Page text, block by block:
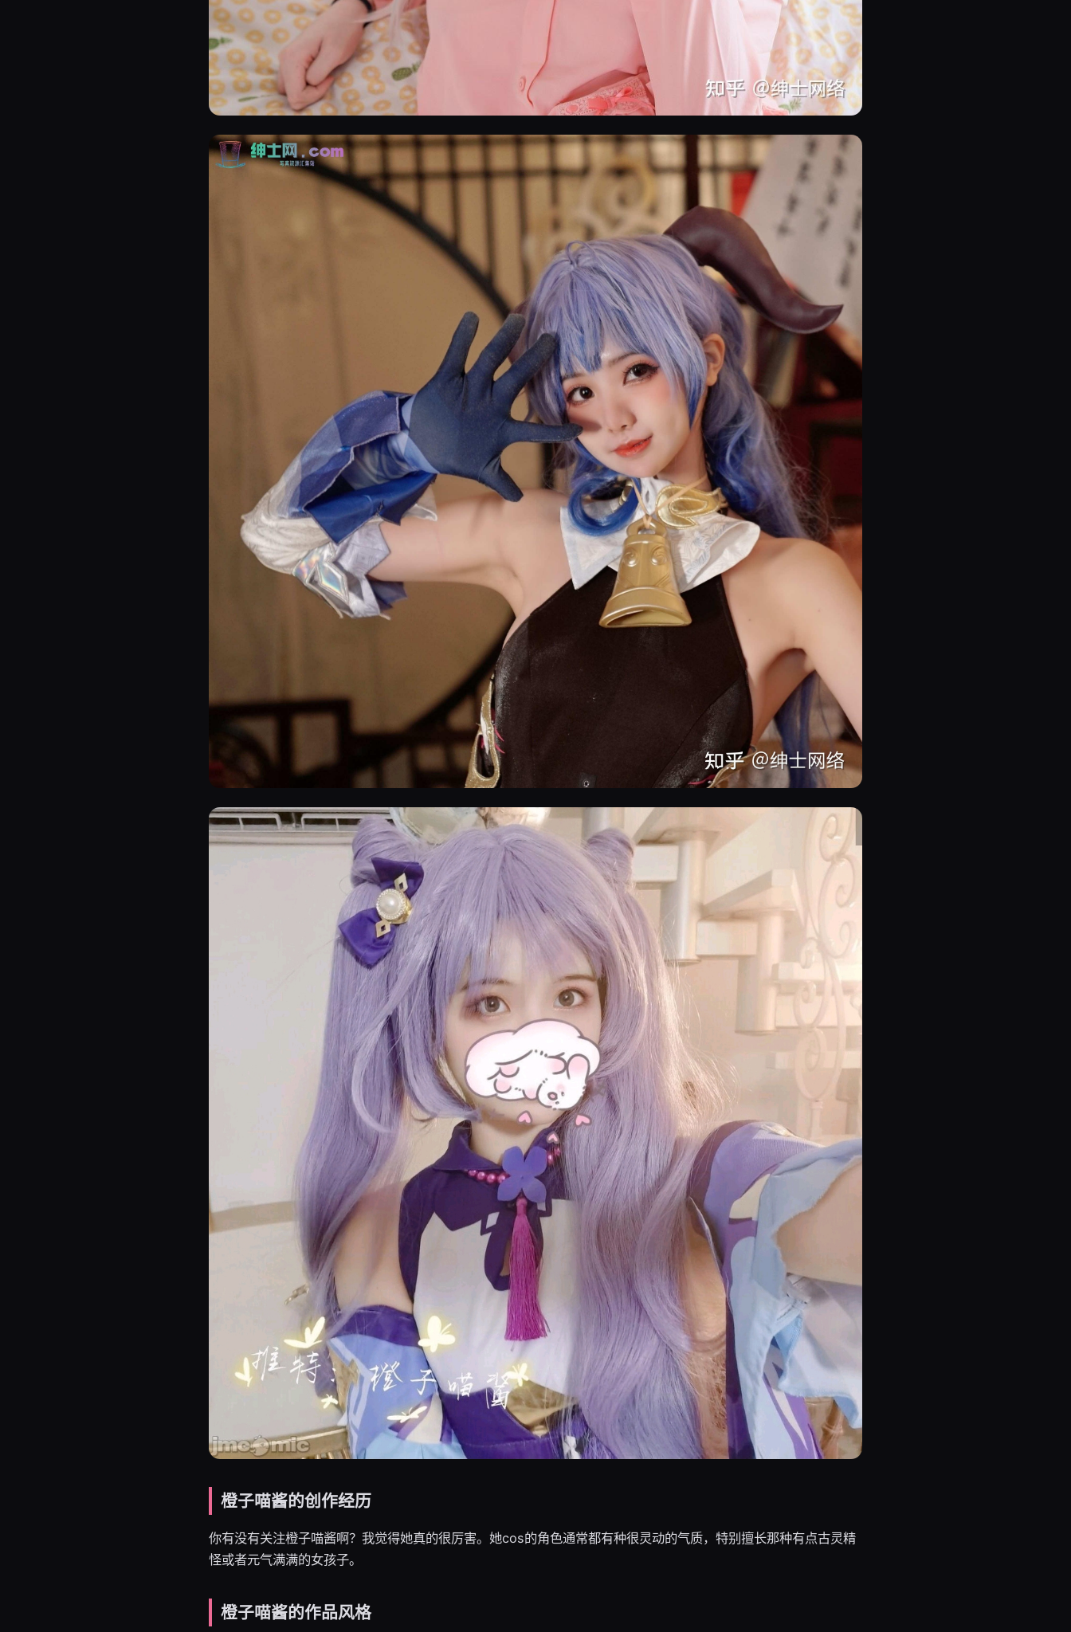
橙子喵酱的创作经历
你有没有关注橙子喵酱啊？我觉得她真的很厉害。她cos的角色通常都有种很灵动的气质，特别擅长那种有点古灵精
怪或者元气满满的女孩子。
橙子喵酱的作品风格